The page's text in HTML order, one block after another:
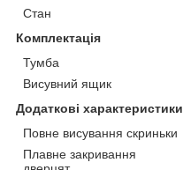
Стан
Комплектація
Тумба
Висувний ящик
Додаткові характеристики
Повне висування скриньки
Плавне закривання